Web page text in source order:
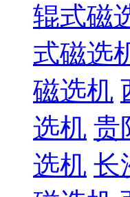
辊式磁
式磁选
磁选机
选机 贵
选机 长